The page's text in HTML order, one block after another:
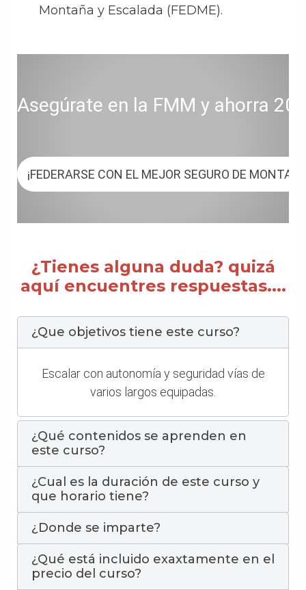
Montaña y Escalada (FEDME).
Asegúrate en la FMM y ahorra
¡FEDERARSE CON EL MEJOR SEGURO DE
¿Tienes alguna duda? quizá
aquí encuentres respuestas....
¿Que objetivos tiene este curso?
Escalar con autonomía y seguridad vías de
varios largos equipadas.
¿Qué contenidos se aprenden en
este curso?
¿Cual es la duración de este curso y
que horario tiene?
¿Donde se imparte?
¿Qué está incluido exaxtamente en el
precio del curso?